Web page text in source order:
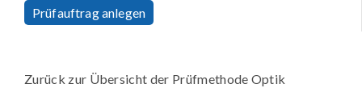
Prüfauftrag anlegen
Zurück zur Übersicht der Prüfmethode Optik